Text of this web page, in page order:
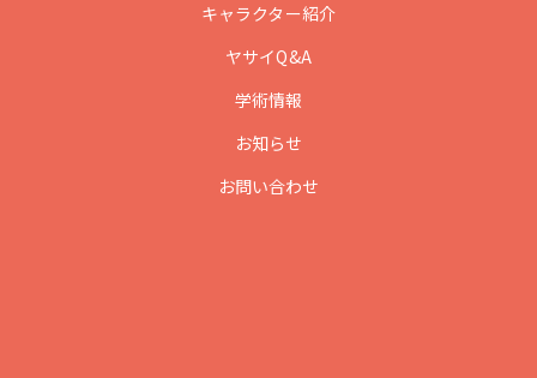
キャラクター紹介
ヤサイQ&A
学術情報
お知らせ
お問い合わせ